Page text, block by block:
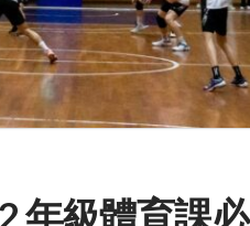
年級體育課必